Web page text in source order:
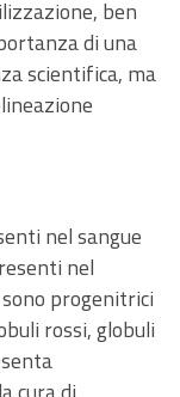
ben
di una
scientifica, ma
nel sangue
nel
progenitrici
rossi, globuli